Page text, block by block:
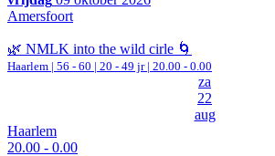
Amersfoort
🌿 NMLK into the wild cirle 🌀
Haarlem | 56 - 60 | 20 - 49 jr | 20.00 - 0.00
za
22
aug
Haarlem
20.00 - 0.00